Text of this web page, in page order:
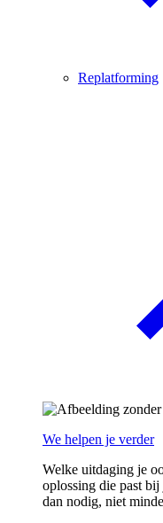
Replatforming
We helpen je verder
Welke uitdaging je
oplossing die past
dan nodig, niet